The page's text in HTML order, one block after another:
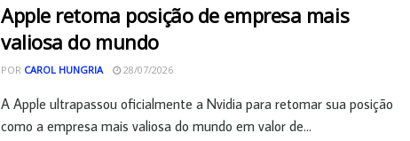
Apple retoma posição de empresa mais
valiosa do mundo
POR CAROL HUNGRIA 28/07/2026
A Apple ultrapassou oficialmente a Nvidia para retomar sua posição
como a empresa mais valiosa do mundo em valor de...